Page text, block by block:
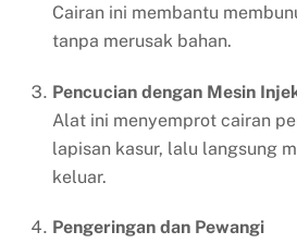
Cairan ini membantu
tanpa merusak bahan.
Pencucian dengan Mesin
Alat ini menyemprot cairan
lapisan kasur, lalu langsung
keluar.
Pengeringan dan Pewangi